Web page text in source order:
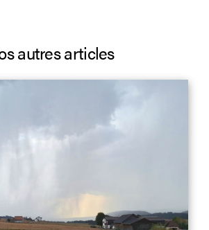
autres articles